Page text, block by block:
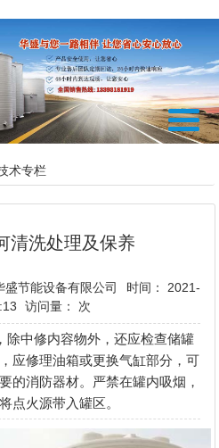
术专栏
清洗处理及保养
盛节能设备有限公司
时间： 2021-
访问量： 次
除中修内容物外，还应检查储罐
应修理油箱或更换气缸部分，可
的消防器材。严禁在罐内吸烟，
点火源带入罐区。